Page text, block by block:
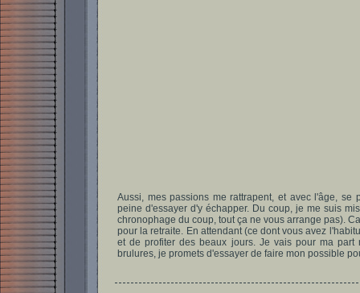
Aussi, mes passions me rattrapent, et avec l'âge,
peine d'essayer d'y échapper. Du coup, je me suis
chronophage du coup, tout ça ne vous arrange pas).
pour la retraite. En attendant (ce dont vous avez
et de profiter des beaux jours. Je vais pour ma
brulures, je promets d'essayer de faire mon possible